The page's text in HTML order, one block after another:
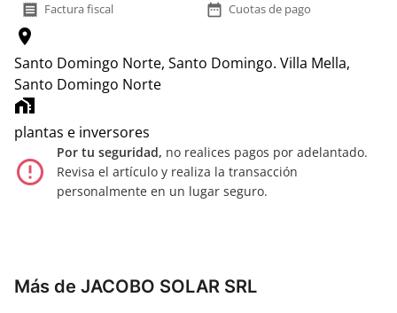
receipt Factura fiscal date_range Cuotas de pago
location_on
Santo Domingo Norte, Santo Domingo. Villa Mella,
Santo Domingo Norte
home_work
plantas e inversores
error_outline
Por tu seguridad, no realices pagos por adelantado.
Revisa el artículo y realiza la transacción
personalmente en un lugar seguro.
Más de JACOBO SOLAR SRL